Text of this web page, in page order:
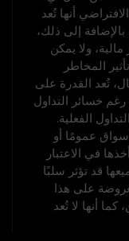
أنها تُعد
إلى ذلك،
ولا يمكن
المخاطر
تُعد القدرة على
رغم خسائر التداول
الفعلية.
عمومًا أو
في الاعتبار
قد تؤثر سلبًا
على هذا
أنها لا تُعد